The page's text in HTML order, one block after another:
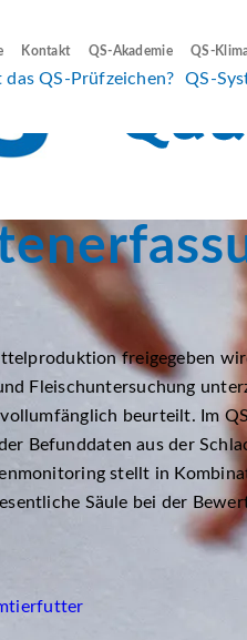
Kontakt QS-Akademie QS-
QS-Prüfzeichen? QS-
freigegeben
Fleischuntersuchung
beurteilt. Im
Befunddaten aus der
stellt in
Säule bei der